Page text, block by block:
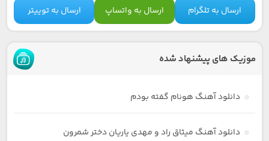
ارسال به تلگرام ارسال به واتساپ ارسال به توییتر
موزیک های پیشنهاد شده
دانلود آهنگ هونام گفته بودم
دانلود آهنگ میثاق راد و مهدی یاریان دختر شمرون